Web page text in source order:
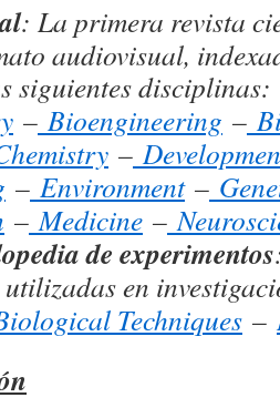
: La primera revista
audiovisual,
siguientes disciplinas:
– Bioengineering –
–
– Environment–
– Medicine –
de experimentos
utilizadas en
Techniques –